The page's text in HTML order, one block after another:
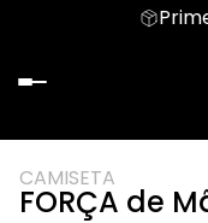
CAMISETA
FORÇA de